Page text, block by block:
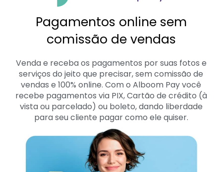
Pagamentos online sem
comissão de vendas
Venda e receba os pagamentos por suas fotos e
serviços do jeito que precisar, sem comissão de
vendas e 100% online. Com o Alboom Pay você
recebe pagamentos via PIX, Cartão de crédito (à
vista ou parcelado) ou boleto, dando liberdade
para seu cliente pagar como ele quiser.